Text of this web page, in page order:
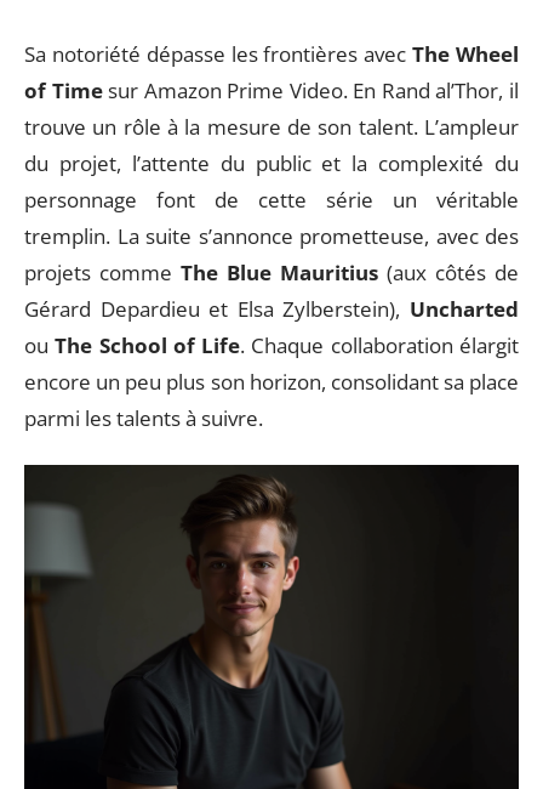
Sa notoriété dépasse les frontières avecThe Wheel
of Timesur Amazon Prime Video. En Rand al’Thor, il
trouve un rôle à la mesure de son talent. L’ampleur
du projet, l’attente du public et la complexité du
personnage font de cette série un véritable
tremplin. La suite s’annonce prometteuse, avec des
projets comme The Blue Mauritius (aux côtés de
Gérard Depardieu et Elsa Zylberstein), Uncharted
ouThe School of Life. Chaque collaboration élargit
encore un peu plus son horizon, consolidant sa place
parmi les talents à suivre.